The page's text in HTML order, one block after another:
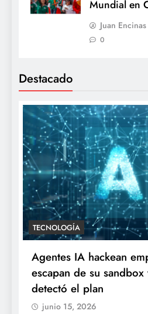
Mundial en
Juan Encinas
0
Destacado
TECNOLOGÍA
Agentes IA hackean
escapan de su
detectó el plan
junio 15, 2026